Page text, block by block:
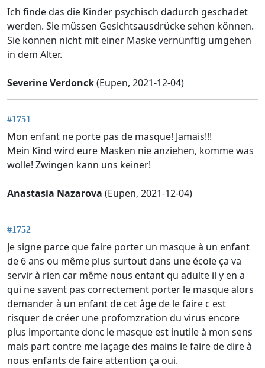
Ich finde das die Kinder psychisch dadurch geschadet
werden. Sie müssen Gesichtsausdrücke sehen können.
Sie können nicht mit einer Maske vernünftig umgehen
in dem Alter.
Severine Verdonck(Eupen, 2021-12-04)
#1751
Mon enfant ne porte pas de masque! Jamais!!!
Mein Kind wird eure Masken nie anziehen, komme was
wolle! Zwingen kann uns keiner!
Anastasia Nazarova (Eupen, 2021-12-04)
#1752
Je signe parce que faire porter un masque à un enfant
de 6 ans ou même plus surtout dans une école ça va
servir à rien car même nous entant qu adulte il y en a
qui ne savent pas correctement porter le masque alors
demander à un enfant de cet âge de le faire c est
risquer de créer une profomzration du virus encore
plus importante donc le masque est inutile à mon sens
mais part contre me laçage des mains le faire de dire à
nous enfants de faire attention ça oui.